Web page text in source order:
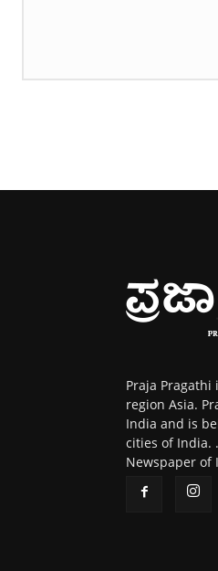
Praja Pragathi
region Asia.
India and is
cities of India.
Newspaper of